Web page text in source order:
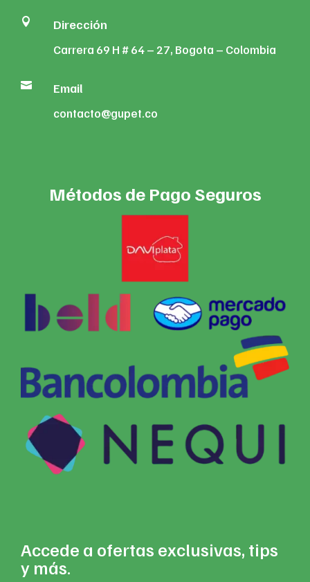
 Dirección
Carrera 69 H # 64 – 27, Bogota – Colombia
 Email
contacto@gupet.co
Métodos de Pago Seguros
Accede a ofertas exclusivas, tips
y más.